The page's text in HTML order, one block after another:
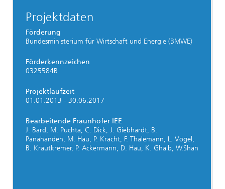
Projektdaten
Förderung
Bundesministerium für Wirtschaft und Energie (BMWE)
Förderkennzeichen
0325584B
Projektlaufzeit
01.01.2013 - 30.06.2017
Bearbeitende Fraunhofer IEE
J. Bard, M. Puchta, C. Dick, J. Giebhardt, B.
Panahandeh, M. Hau, P. Kracht, F. Thalemann, L. Vogel,
B. Krautkremer, P. Ackermann, D. Hau, K. Ghaib, W.Shan